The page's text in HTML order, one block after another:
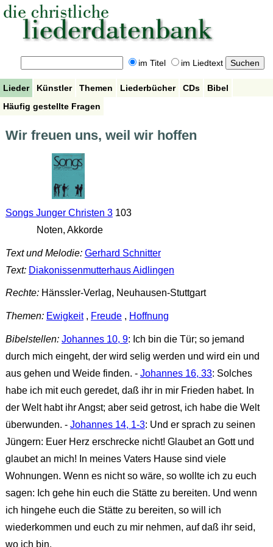
im Titel im Liedtext
Lieder Künstler Themen Liederbücher CDs
Bibel
Häufig gestellte Fragen
Wir freuen uns, weil wir hoffen
Songs Junger Christen 3103
Noten, Akkorde
Text und Melodie: Gerhard Schnitter
Text: Diakonissenmutterhaus Aidlingen
Rechte:Hänssler-Verlag, Neuhausen-Stuttgart
Themen: Ewigkeit, Freude, Hoffnung
Bibelstellen: Johannes 10, 9: Ich bin die Tür; so jemand
durch mich eingeht, der wird selig werden und wird ein und
aus gehen und Weide finden. - Johannes 16, 33: Solches
habe ich mit euch geredet, daß ihr in mir Frieden habet. In
der Welt habt ihr Angst; aber seid getrost, ich habe die Welt
überwunden. - Johannes 14, 1-3: Und er sprach zu seinen
Jüngern: Euer Herz erschrecke nicht! Glaubet an Gott und
glaubet an mich! In meines Vaters Hause sind viele
Wohnungen. Wenn es nicht so wäre, so wollte ich zu euch
sagen: Ich gehe hin euch die Stätte zu bereiten. Und wenn
ich hingehe euch die Stätte zu bereiten, so will ich
wiederkommen und euch zu mir nehmen, auf daß ihr seid,
wo ich bin.